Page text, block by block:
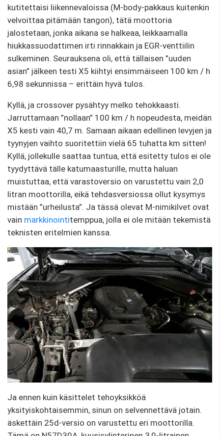
kutitettaisi liikennevaloissa (M-body-pakkaus kuitenkin
velvoittaa pitämään tangon), tätä moottoria
jalostetaan, jonka aikana se halkeaa, leikkaamalla
hiukkassuodattimen irti rinnakkain ja EGR-venttiilin
sulkeminen. Seurauksena oli, että tällaisen ”uuden
asian” jälkeen testi X5 kiihtyi ensimmäiseen 100 km / h
6,98 sekunnissa – erittäin hyvä tulos.
Kyllä, ja crossover pysähtyy melko tehokkaasti.
Jarruttamaan ”nollaan” 100 km / h nopeudesta, meidän
X5 kesti vain 40,7 m. Samaan aikaan edellinen levyjen ja
tyynyjen vaihto suoritettiin vielä 65 tuhatta km sitten!
Kyllä, jollekulle saattaa tuntua, että esitetty tulos ei ole
tyydyttävä tälle katumaasturille, mutta haluan
muistuttaa, että varastoversio on varustettu vain 2,0
litran moottorilla, eikä tehdasversiossa ollut kysymys
mistään ”urheilusta”. Ja tässä olevat M-nimikilvet ovat
vain markkinointitemppua, jolla ei ole mitään tekemistä
teknisten eritelmien kanssa.
Ja ennen kuin käsittelet tehoyksikköä
yksityiskohtaisemmin, sinun on selvennettävä jotain.
äskettäin 25d-versio on varustettu eri moottorilla.